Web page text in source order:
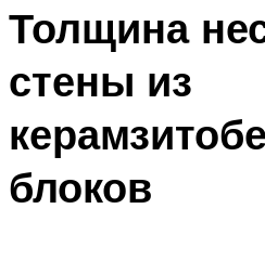
Толщина
стены из
блоков